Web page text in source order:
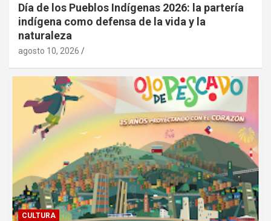
Día de los Pueblos Indígenas 2026: la partería
indígena como defensa de la vida y la
naturaleza
agosto 10, 2026
CULTURA